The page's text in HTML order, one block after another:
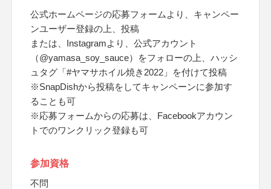
公式ホームページの応募フォームより、キャンペー
ンユーザー登録の上、投稿
または、Instagramより、公式アカウント
（@yamasa_soy_sauce）をフォローの上、ハッシ
ュタグ「#ヤマサホイル焼き2022」を付けて投稿
※SnapDishから投稿をしてキャンペーンに参加す
ることも可
※応募フォームからの応募は、Facebookアカウン
トでのワンクリック登録も可
参加資格
不問